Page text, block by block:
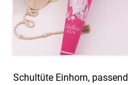
Schultüte Einhorn, passend